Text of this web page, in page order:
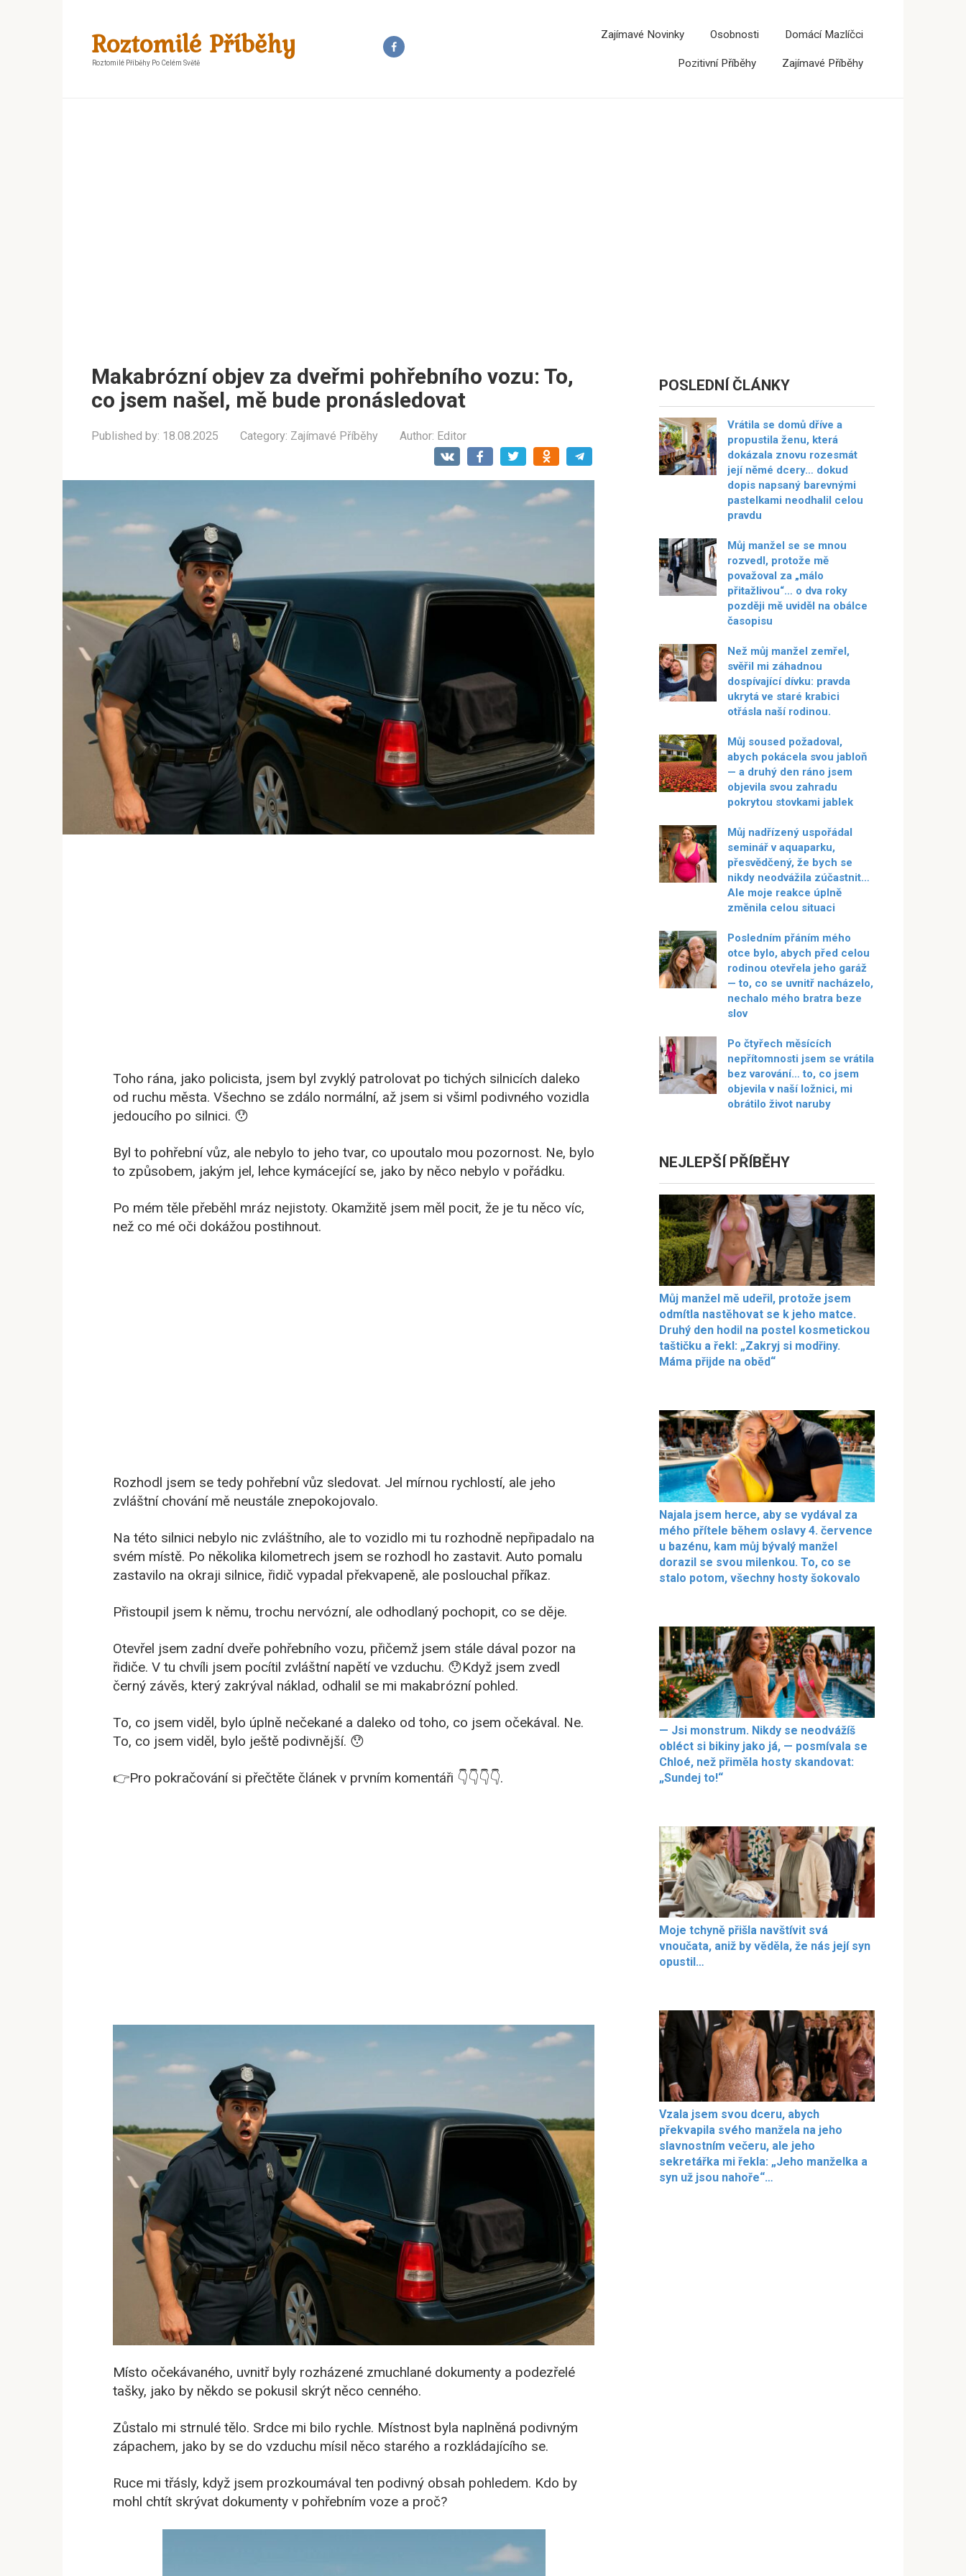
Roztomilé Příběhy
Roztomilé Příběhy Po Celém Světě
Zajímavé Novinky Osobnosti Domácí Mazlíčci
Pozitivní Příběhy Zajímavé Příběhy
Makabrózní objev za dveřmi pohřebního vozu: To,
co jsem našel, mě bude pronásledovat
Published by: 18.08.2025 Category: Zajímavé Příběhy Author: Editor
Toho rána, jako policista, jsem byl zvyklý patrolovat po tichých silnicích daleko
od ruchu města. Všechno se zdálo normální, až jsem si všiml podivného vozidla
jedoucího po silnici. 😯
Byl to pohřební vůz, ale nebylo to jeho tvar, co upoutalo mou pozornost. Ne, bylo
to způsobem, jakým jel, lehce kymácející se, jako by něco nebylo v pořádku.
Po mém těle přeběhl mráz nejistoty. Okamžitě jsem měl pocit, že je tu něco víc,
než co mé oči dokážou postihnout.
Rozhodl jsem se tedy pohřební vůz sledovat. Jel mírnou rychlostí, ale jeho
zvláštní chování mě neustále znepokojovalo.
Na této silnici nebylo nic zvláštního, ale to vozidlo mi tu rozhodně nepřipadalo na
svém místě. Po několika kilometrech jsem se rozhodl ho zastavit. Auto pomalu
zastavilo na okraji silnice, řidič vypadal překvapeně, ale poslouchal příkaz.
Přistoupil jsem k němu, trochu nervózní, ale odhodlaný pochopit, co se děje.
Otevřel jsem zadní dveře pohřebního vozu, přičemž jsem stále dával pozor na
řidiče. V tu chvíli jsem pocítil zvláštní napětí ve vzduchu. 😯Když jsem zvedl
černý závěs, který zakrýval náklad, odhalil se mi makabrózní pohled.
To, co jsem viděl, bylo úplně nečekané a daleko od toho, co jsem očekával. Ne.
To, co jsem viděl, bylo ještě podivnější. 😯
👉Pro pokračování si přečtěte článek v prvním komentáři 👇👇👇👇.
Místo očekávaného, uvnitř byly rozházené zmuchlané dokumenty a podezřelé
tašky, jako by někdo se pokusil skrýt něco cenného.
Zůstalo mi strnulé tělo. Srdce mi bilo rychle. Místnost byla naplněná podivným
zápachem, jako by se do vzduchu mísil něco starého a rozkládajícího se.
Ruce mi třásly, když jsem prozkoumával ten podivný obsah pohledem. Kdo by
mohl chtít skrývat dokumenty v pohřebním voze a proč?
POSLEDNÍ ČLÁNKY
Vrátila se domů dříve a
propustila ženu, která
dokázala znovu rozesmát
její němé dcery… dokud
dopis napsaný barevnými
pastelkami neodhalil celou
pravdu
Můj manžel se se mnou
rozvedl, protože mě
považoval za „málo
přitažlivou“… o dva roky
později mě uviděl na obálce
časopisu
Než můj manžel zemřel,
svěřil mi záhadnou
dospívající dívku: pravda
ukrytá ve staré krabici
otřásla naší rodinou.
Můj soused požadoval,
abych pokácela svou jabloň
— a druhý den ráno jsem
objevila svou zahradu
pokrytou stovkami jablek
Můj nadřízený uspořádal
seminář v aquaparku,
přesvědčený, že bych se
nikdy neodvážila zúčastnit…
Ale moje reakce úplně
změnila celou situaci
Posledním přáním mého
otce bylo, abych před celou
rodinou otevřela jeho garáž
— to, co se uvnitř nacházelo,
nechalo mého bratra beze
slov
Po čtyřech měsících
nepřítomnosti jsem se vrátila
bez varování… to, co jsem
objevila v naší ložnici, mi
obrátilo život naruby
NEJLEPŠÍ PŘÍBĚHY
Můj manžel mě udeřil, protože jsem
odmítla nastěhovat se k jeho matce.
Druhý den hodil na postel kosmetickou
taštičku a řekl: „Zakryj si modřiny.
Máma přijde na oběd“
Najala jsem herce, aby se vydával za
mého přítele během oslavy 4. července
u bazénu, kam můj bývalý manžel
dorazil se svou milenkou. To, co se
stalo potom, všechny hosty šokovalo
— Jsi monstrum. Nikdy se neodvážíš
obléct si bikiny jako já, — posmívala se
Chloé, než přiměla hosty skandovat:
„Sundej to!“
Moje tchyně přišla navštívit svá
vnoučata, aniž by věděla, že nás její syn
opustil…
Vzala jsem svou dceru, abych
překvapila svého manžela na jeho
slavnostním večeru, ale jeho
sekretářka mi řekla: „Jeho manželka a
syn už jsou nahoře“…